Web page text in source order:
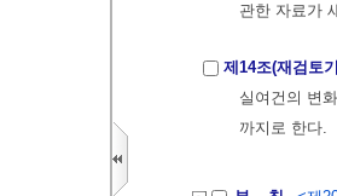
관한 자료가
제14조(재검토
실여건의 변
까지로 한다.